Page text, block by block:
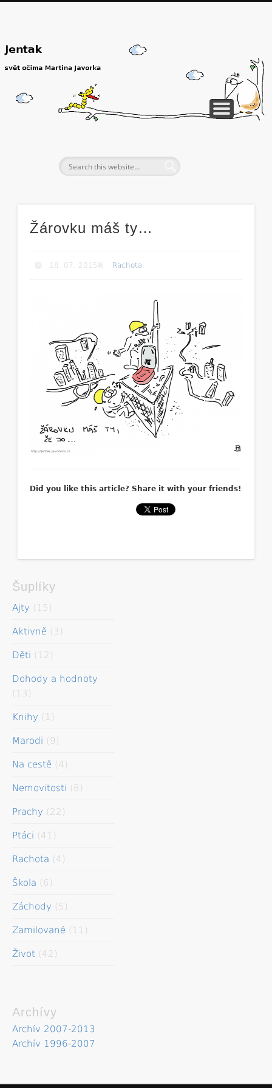
Žárovku máš ty…
18. 07. 2015 Rachota
Did you like this article? Share it with your friends!
Šuplíky
Ajty (15)
Aktivně (3)
Děti (12)
Dohody a hodnoty
(13)
Knihy (1)
Marodi (9)
Na cestě (4)
Nemovitosti (8)
Prachy (22)
Ptáci (41)
Rachota (4)
Škola (6)
Záchody (5)
Zamilované (11)
Život (42)
Archívy
Archív 2007-2013
Archív 1996-2007